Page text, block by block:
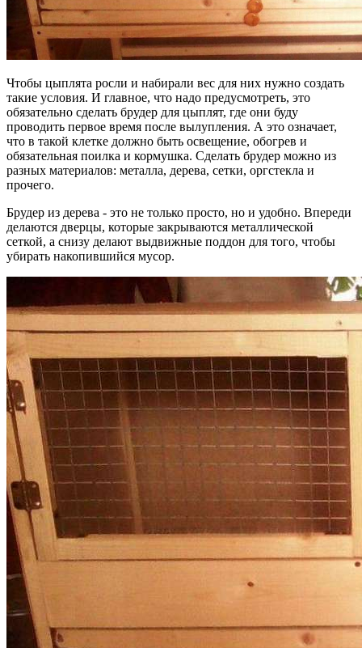
Чтобы цыплята росли и набирали вес для них нужно создать
такие условия. И главное, что надо предусмотреть, это
обязательно сделать брудер для цыплят, где они буду
проводить первое время после вылупления. А это означает,
что в такой клетке должно быть освещение, обогрев и
обязательная поилка и кормушка. Сделать брудер можно из
разных материалов: металла, дерева, сетки, оргстекла и
прочего.
Брудер из дерева - это не только просто, но и удобно. Впереди
делаются дверцы, которые закрываются металлической
сеткой, а снизу делают выдвижные поддон для того, чтобы
убирать накопившийся мусор.